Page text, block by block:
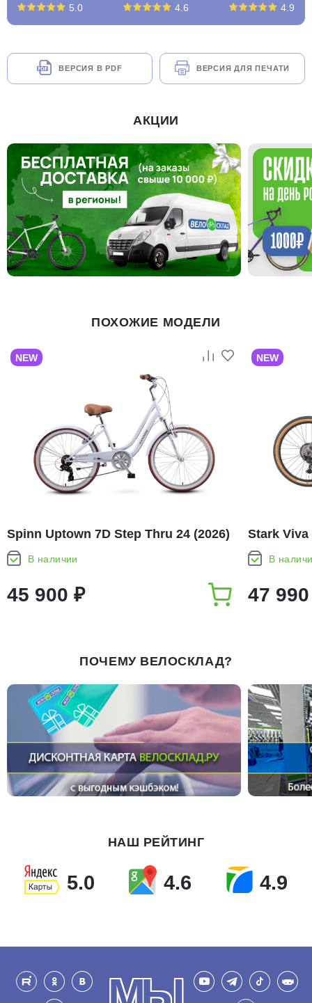
5.0
4.6
4.9
ВЕРСИЯ В PDF ВЕРСИЯ ДЛЯ ПЕЧАТИ
АКЦИИ
ПОХОЖИЕ МОДЕЛИ
NEW
Spinn Uptown 7D Step Thru 24 (2026)
В наличии
45 900 ₽
NEW
Stark Viva
В
47
ПОЧЕМУ ВЕЛОСКЛАД?
НАШ РЕЙТИНГ
5.0 4.6 4.9